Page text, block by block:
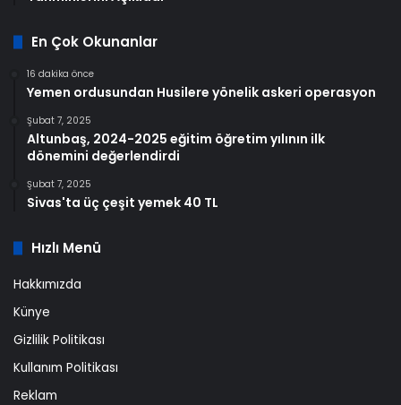
En Çok Okunanlar
16 dakika önce
Yemen ordusundan Husilere yönelik askeri operasyon
Şubat 7, 2025
Altunbaş, 2024-2025 eğitim öğretim yılının ilk
dönemini değerlendirdi
Şubat 7, 2025
Sivas'ta üç çeşit yemek 40 TL
Hızlı Menü
Hakkımızda
Künye
Gizlilik Politikası
Kullanım Politikası
Reklam